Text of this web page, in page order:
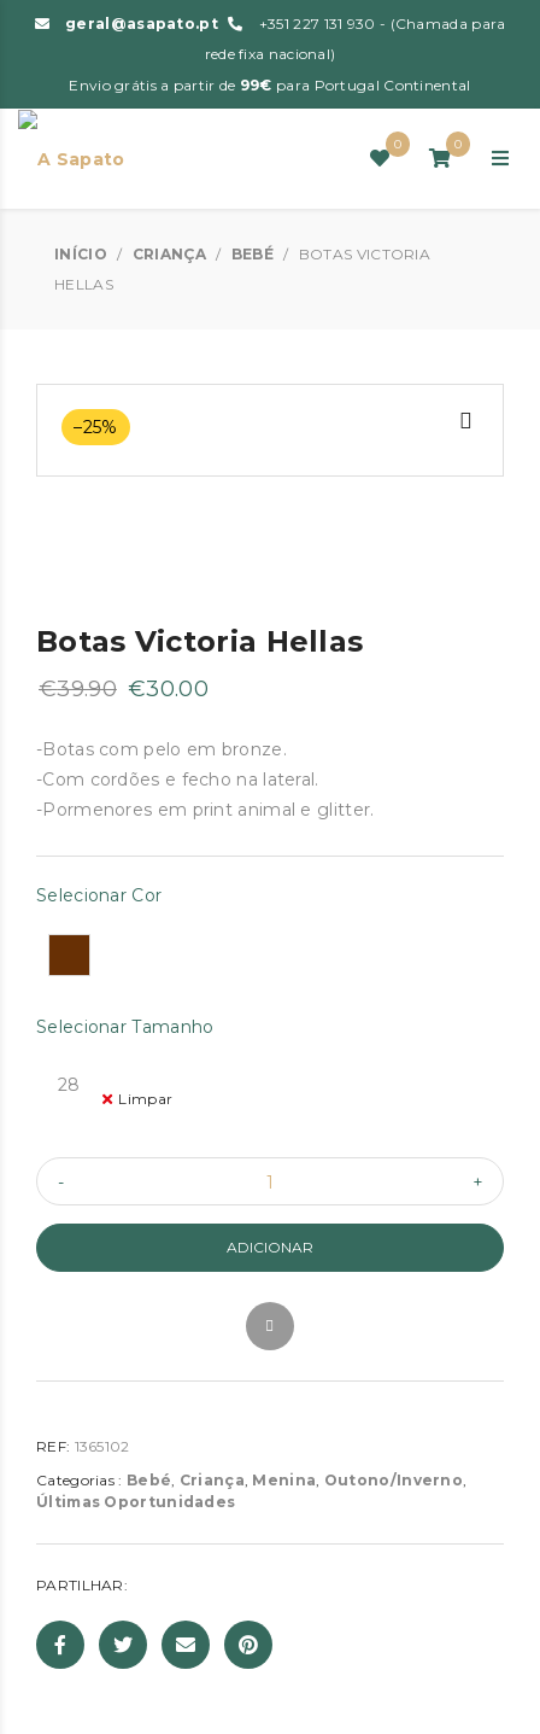
geral@asapato.pt
+351 227 131 930 - (Chamada para
rede fixa nacional)
Envio grátis a partir de 99€ para Portugal Continental
0 0
INÍCIO / CRIANÇA / BEBÉ /
BOTAS VICTORIA
HELLAS
–25%
Botas Victoria Hellas
€39.90 O
original
era:
€39.90.
€30.00
atual
é:
€30.00.
-Botas com pelo em bronze.
-Com cordões e fecho na lateral.
-Pormenores em print animal e glitter.
Selecionar Cor
Selecionar Tamanho
28
Limpar
ADICIONAR
REF: 1365102
Categorias : Bebé, Criança, Menina, Outono/Inverno,
Últimas Oportunidades
PARTILHAR: